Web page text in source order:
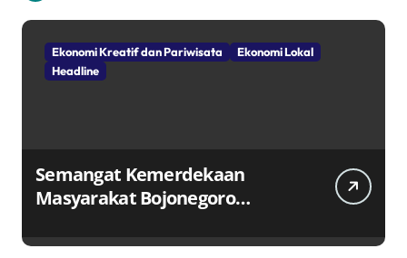
Ekonomi Kreatif dan Pariwisata
Ekonomi Lokal
Headline
Semangat Kemerdekaan
Masyarakat Bojonegoro